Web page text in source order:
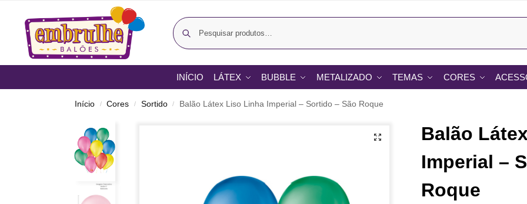
INÍCIO LÁTEX BUBBLE METALIZADO TEMAS CORES
Início / Cores / Sortido / Balão Látex Liso Linha Imperial – Sortido – São Roque
Balão
Imperial –
Roque